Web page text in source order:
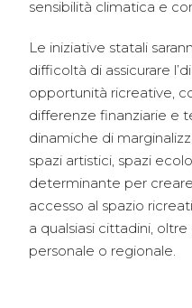
sensibilità climatica e
Le iniziative statali
difficoltà di assicurare
opportunità ricreative,
differenze finanziarie e
dinamiche di
spazi artistici, spazi
determinante per
accesso al spazio
a qualsiasi cittadini,
personale o regionale.